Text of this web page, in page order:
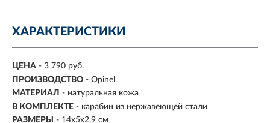
ХАРАКТЕРИСТИКИ
ЦЕНА - 3 790 руб.
ПРОИЗВОДСТВО - Opinel
МАТЕРИАЛ - натуральная кожа
В КОМПЛЕКТЕ - карабин из нержавеющей стали
РАЗМЕРЫ
- 14х5х2,9 см